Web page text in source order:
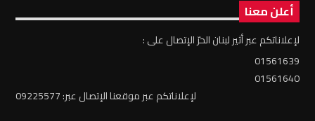
أعلن معنا
لإعلاناتكم عبر أثير لبنان الحرّ الإتصال على :
01561639
01561640
لإعلاناتكم عبر موقعنا الإتصال عبر: 09225577